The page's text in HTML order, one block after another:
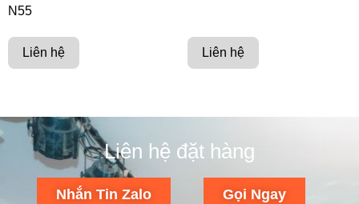
N55
Liên hệ Liên hệ
Liên hệ đặt hàng
Nhắn Tin Zalo Gọi Ngay